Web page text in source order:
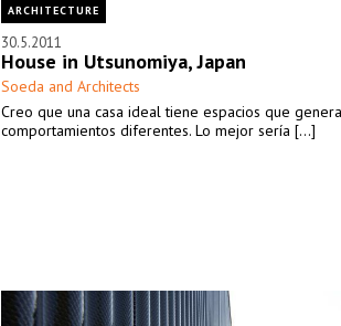
ARCHITECTURE
30.5.2011
House in Utsunomiya, Japan
Soeda and Architects
Creo que una casa ideal tiene espacios que
comportamientos diferentes. Lo mejor sería [...]